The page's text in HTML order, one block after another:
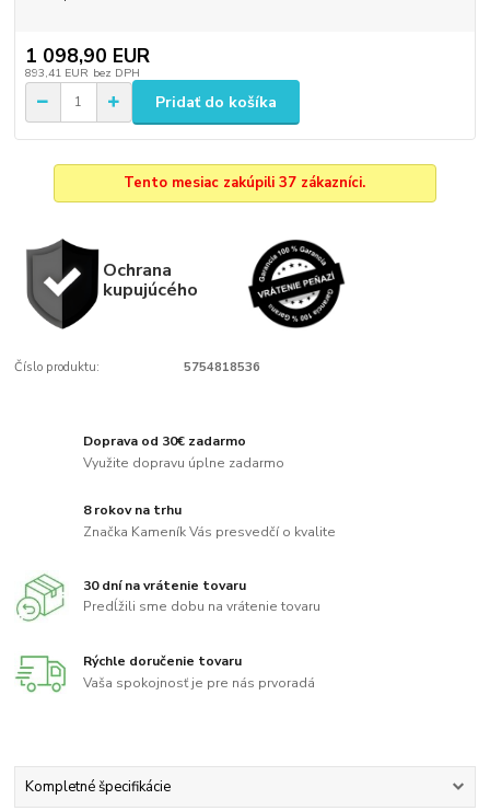
1 098,90 EUR
893,41 EUR bez DPH
Pridať do košíka
Tento mesiac zakúpili 37 zákazníci.
Ochrana
kupujúcého
Číslo produktu: 5754818536
Doprava od 30€ zadarmo
Využite dopravu úplne zadarmo
8 rokov na trhu
Značka Kameník Vás presvedčí o kvalite
30 dní na vrátenie tovaru
Predĺžili sme dobu na vrátenie tovaru
Rýchle doručenie tovaru
Vaša spokojnosť je pre nás prvoradá
Kompletné špecifikácie